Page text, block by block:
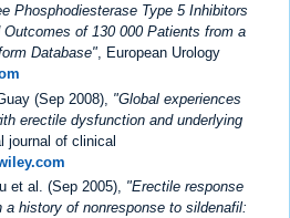
Phosphodiesterase Type 5 Inhibitors
Outcomes of 130 000 Patients from a
Database" , European Urology
(Sep 2008), "Global experiences
erectile dysfunction and underlying
journal of clinical
et al. (Sep 2005), "Erectile response
a history of nonresponse to sildenafil: